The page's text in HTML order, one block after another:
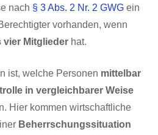
nach § 3 Abs. 2 Nr. 2 GWGein
vorhanden, wenn
vier Mitgliederhat.
ist, welche Personen mittelbar
in vergleichbarer Weise
Hier kommen wirtschaftliche
Beherrschungssituation